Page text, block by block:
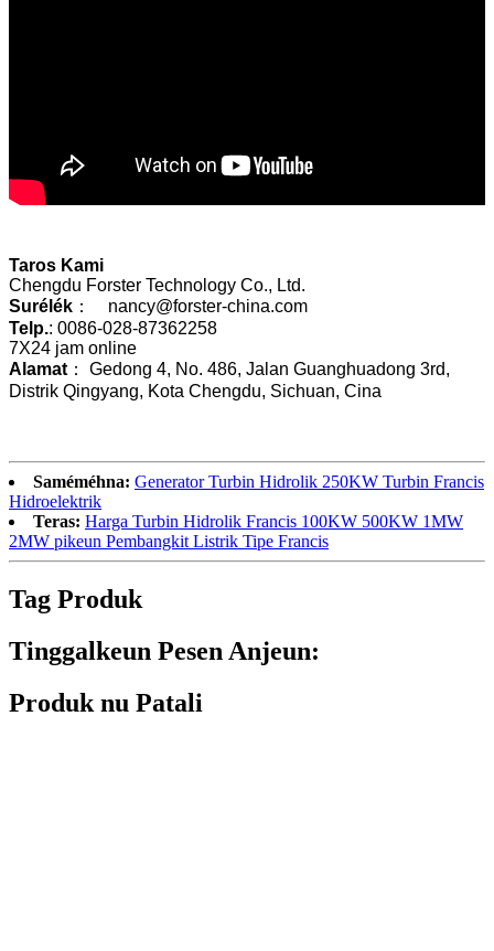
Taros Kami
Chengdu Forster Technology Co., Ltd.
Surélék ： nancy@forster-china.com
Telp.: 0086-028-87362258
7X24 jam online
Alamat ： Gedong 4, No. 486, Jalan Guanghuadong 3rd,
Distrik Qingyang, Kota Chengdu, Sichuan, Cina
Saméméhna: Generator Turbin Hidrolik 250KW Turbin Francis
Hidroelektrik
Teras: Harga Turbin Hidrolik Francis 100KW 500KW 1MW
2MW pikeun Pembangkit Listrik Tipe Francis
Tag Produk
Tinggalkeun Pesen Anjeun:
Produk nu Patali